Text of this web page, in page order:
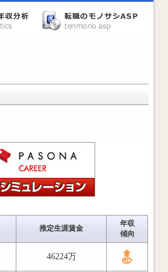
推定生涯賃金
年収
傾向
46224万